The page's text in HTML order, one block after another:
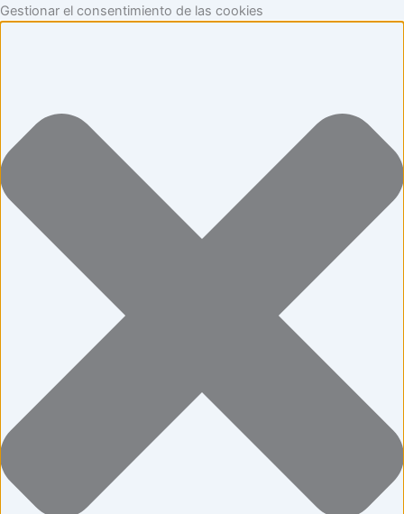
Gestionar el consentimiento de las cookies
Funcional
Preferencias
Estadísticas
Marketing
Skip